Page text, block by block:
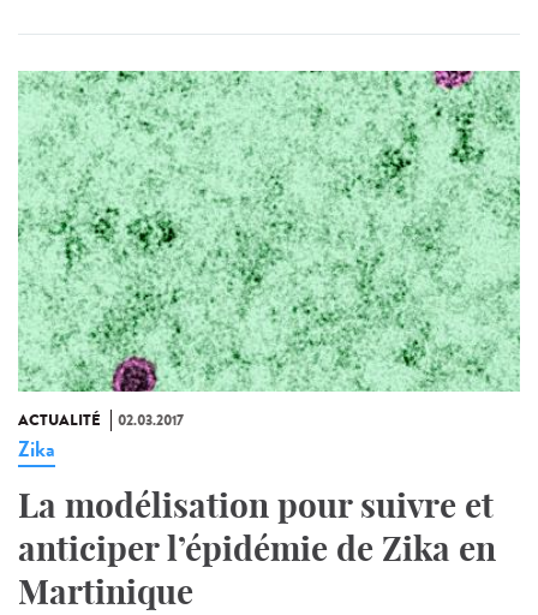
ACTUALITÉ 02.03.2017
Zika
La modélisation pour suivre et
anticiper l’épidémie de Zika en
Martinique